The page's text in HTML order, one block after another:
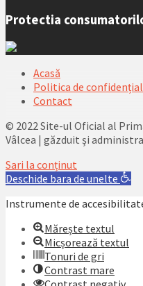
Protectia
Acasă
Politica de
Contact
© 2022 Site-ul Oficial al
Vâlcea | găzduit şi
Sari la conținut
Deschide bara de unelte
Instrumente de
Mărește textul
Micșorează textul
Tonuri de gri
Contrast mare